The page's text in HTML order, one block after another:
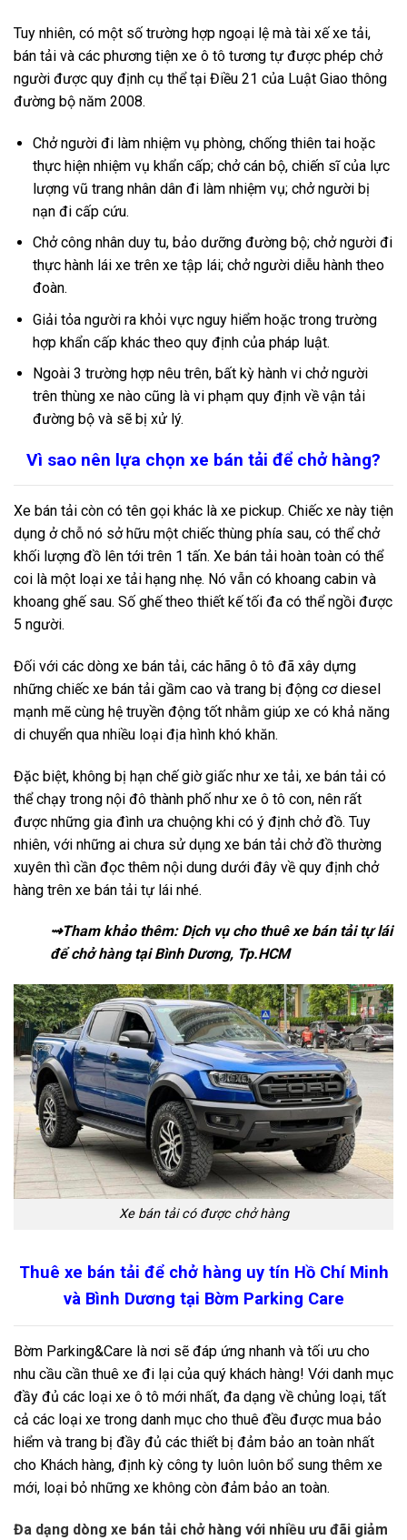
Tuy nhiên, có một số trường hợp ngoại lệ mà tài xế xe tải,
bán tải và các phương tiện xe ô tô tương tự được phép chở
người được quy định cụ thể tại Điều 21 của Luật Giao thông
đường bộ năm 2008.
Chở người đi làm nhiệm vụ phòng, chống thiên tai hoặc
thực hiện nhiệm vụ khẩn cấp; chở cán bộ, chiến sĩ của lực
lượng vũ trang nhân dân đi làm nhiệm vụ; chở người bị
nạn đi cấp cứu.
Chở công nhân duy tu, bảo dưỡng đường bộ; chở người đi
thực hành lái xe trên xe tập lái; chở người diễu hành theo
đoàn.
Giải tỏa người ra khỏi vực nguy hiểm hoặc trong trường
hợp khẩn cấp khác theo quy định của pháp luật.
Ngoài 3 trường hợp nêu trên, bất kỳ hành vi chở người
trên thùng xe nào cũng là vi phạm quy định về vận tải
đường bộ và sẽ bị xử lý.
Vì sao nên lựa chọn xe bán tải để chở hàng?
Xe bán tải còn có tên gọi khác là xe pickup. Chiếc xe này tiện
dụng ở chỗ nó sở hữu một chiếc thùng phía sau, có thể chở
khối lượng đồ lên tới trên 1 tấn. Xe bán tải hoàn toàn có thể
coi là một loại xe tải hạng nhẹ. Nó vẫn có khoang cabin và
khoang ghế sau. Số ghế theo thiết kế tối đa có thể ngồi được
5 người.
Đối với các dòng xe bán tải, các hãng ô tô đã xây dựng
những chiếc xe bán tải gầm cao và trang bị động cơ diesel
mạnh mẽ cùng hệ truyền động tốt nhằm giúp xe có khả năng
di chuyển qua nhiều loại địa hình khó khăn.
Đặc biệt, không bị hạn chế giờ giấc như xe tải, xe bán tải có
thể chạy trong nội đô thành phố như xe ô tô con, nên rất
được những gia đình ưa chuộng khi có ý định chở đồ. Tuy
nhiên, với những ai chưa sử dụng xe bán tải chở đồ thường
xuyên thì cần đọc thêm nội dung dưới đây về quy định chở
hàng trên xe bán tải tự lái nhé.
⇝Tham khảo thêm: Dịch vụ cho thuê xe bán tải tự lái
để chở hàng tại Bình Dương, Tp.HCM
Xe bán tải có được chở hàng
Thuê xe bán tải để chở hàng uy tín Hồ Chí Minh
và Bình Dương tại Bờm Parking Care
Bờm Parking&Care là nơi sẽ đáp ứng nhanh và tối ưu cho
nhu cầu cần thuê xe đi lại của quý khách hàng! Với danh mục
đầy đủ các loại xe ô tô mới nhất, đa dạng về chủng loại, tất
cả các loại xe trong danh mục cho thuê đều được mua bảo
hiểm và trang bị đầy đủ các thiết bị đảm bảo an toàn nhất
cho Khách hàng, định kỳ công ty luôn luôn bổ sung thêm xe
mới, loại bỏ những xe không còn đảm bảo an toàn.
Đa dạng dòng xe bán tải chở hàng với nhiều ưu đãi giảm